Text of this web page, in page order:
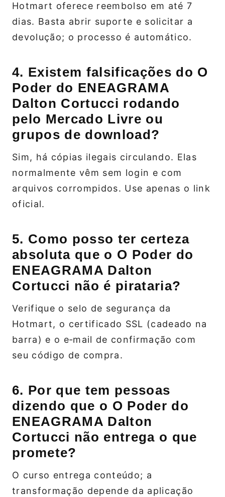
Hotmart oferece reembolso em até 7
dias. Basta abrir suporte e solicitar a
devolução; o processo é automático.
4. Existem falsificações do O
Poder do ENEAGRAMA
Dalton Cortucci rodando
pelo Mercado Livre ou
grupos de download?
Sim, há cópias ilegais circulando. Elas
normalmente vêm sem login e com
arquivos corrompidos. Use apenas o link
oficial.
5. Como posso ter certeza
absoluta que o O Poder do
ENEAGRAMA Dalton
Cortucci não é pirataria?
Verifique o selo de segurança da
Hotmart, o certificado SSL (cadeado na
barra) e o e‑mail de confirmação com
seu código de compra.
6. Por que tem pessoas
dizendo que o O Poder do
ENEAGRAMA Dalton
Cortucci não entrega o que
promete?
O curso entrega conteúdo; a
transformação depende da aplicação